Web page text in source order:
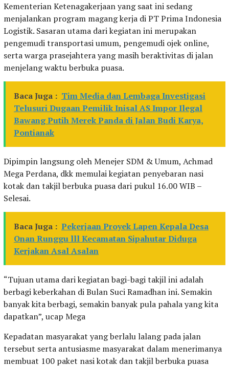
Kementerian Ketenagakerjaan yang saat ini sedang
menjalankan program magang kerja di PT Prima Indonesia
Logistik. Sasaran utama dari kegiatan ini merupakan
pengemudi transportasi umum, pengemudi ojek online,
serta warga prasejahtera yang masih beraktivitas di jalan
menjelang waktu berbuka puasa.
Baca Juga : Tim Media dan Lembaga Investigasi
Telusuri Dugaan Pemilik Inisal AS Impor Ilegal
Bawang Putih Merek Panda di Jalan Budi Karya,
Pontianak
Dipimpin langsung oleh Menejer SDM & Umum, Achmad
Mega Perdana, dkk memulai kegiatan penyebaran nasi
kotak dan takjil berbuka puasa dari pukul 16.00 WIB –
Selesai.
Baca Juga : Pekerjaan Proyek Lapen Kepala Desa
Onan Runggu lll Kecamatan Sipahutar Diduga
Kerjakan Asal Asalan
“Tujuan utama dari kegiatan bagi-bagi takjil ini adalah
berbagi keberkahan di Bulan Suci Ramadhan ini. Semakin
banyak kita berbagi, semakin banyak pula pahala yang kita
dapatkan”, ucap Mega
Kepadatan masyarakat yang berlalu lalang pada jalan
tersebut serta antusiasme masyarakat dalam menerimanya
membuat 100 paket nasi kotak dan takjil berbuka puasa